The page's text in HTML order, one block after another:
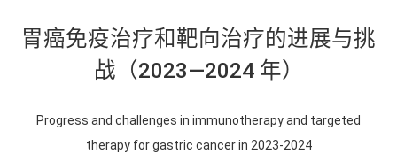
胃癌免疫治疗和靶向治疗的进展与挑
战（2023—2024 年）
Progress and challenges in immunotherapy and targeted
therapy for gastric cancer in 2023-2024